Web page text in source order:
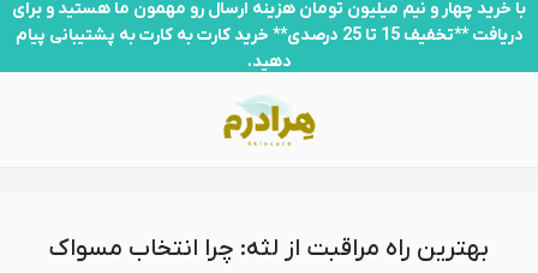
بهترین راه مراقبت از لثه: چرا انتخاب مسواک فوق نرم نانو کزولا برای سلامت
با خرید چهار و نیم میلیون تومان هزینه ارسال رو مهمون ما هستید و برای
دریافت **تخفیف 15 تا 25 درصدی** خرید کارت به کارت به پشتیبانی پیام
دهید.
بهترین راه مراقبت از لثه: چرا انتخاب مسواک